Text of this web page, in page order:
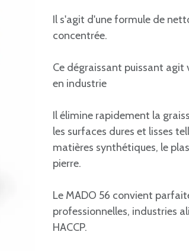
Il s'agit d'une formule de
concentrée.
Ce dégraissant puissant
en industrie
Il élimine rapidement la
les surfaces dures et lisses
matières synthétiques, le
pierre.
Le MADO 56 convient
professionnelles, industries
HACCP.